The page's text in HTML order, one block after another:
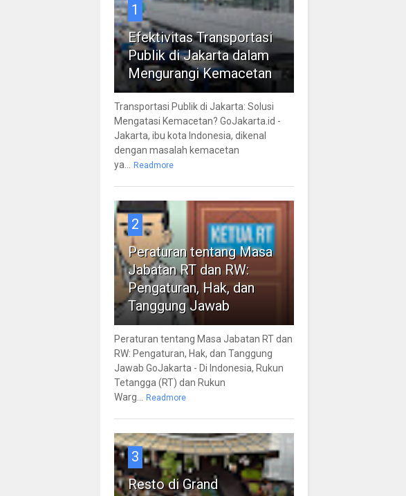
1
Efektivitas Transportasi
Publik di Jakarta dalam
Mengurangi Kemacetan
Transportasi Publik di Jakarta: Solusi
Mengatasi Kemacetan? GoJakarta.id -
Jakarta, ibu kota Indonesia, dikenal
dengan masalah kemacetan
ya... Readmore
2
Peraturan tentang Masa
Jabatan RT dan RW:
Pengaturan, Hak, dan
Tanggung Jawab
Peraturan tentang Masa Jabatan RT dan
RW: Pengaturan, Hak, dan Tanggung
Jawab GoJakarta - Di Indonesia, Rukun
Tetangga (RT) dan Rukun
Warg... Readmore
3
Resto di Grand